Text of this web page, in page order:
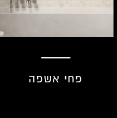
מתלי מגבות